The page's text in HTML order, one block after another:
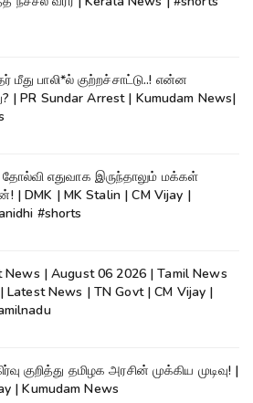
மீது பாலி*ல் குற்றச்சாட்டு..! என்ன
| PR Sundar Arrest | Kumudam News|
தோல்வி எதுவாக இருந்தாலும் மக்கள்
| DMK | MK Stalin | CM Vijay |
#shorts
News | August 06 2026 | Tamil News
Latest News | TN Govt | CM Vijay |
குறித்து தமிழக அரசின் முக்கிய முடிவு! |
| Kumudam News